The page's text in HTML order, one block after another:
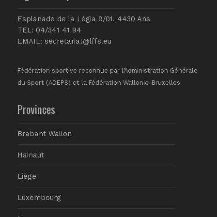
Esplanade de la Légia 9/01, 4430 Ans
TEL: 04/341 41 94
EMAIL: secretariat@lffs.eu
Fédération sportive reconnue par l’Administration Générale
du Sport (ADEPS) et la Fédération Wallonie-Bruxelles
Provinces
Brabant Wallon
Hainaut
Liège
Luxembourg